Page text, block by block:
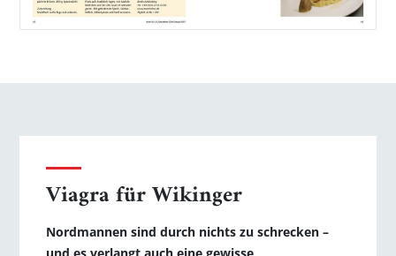
Viagra für Wikinger
Nordmannen sind durch nichts zu schrecken –